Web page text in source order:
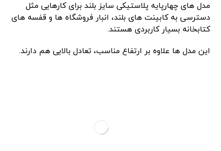
مدل ‌های چهارپایه پلاستیکی سایز بلند برای کارهایی مثل
دسترسی به کابینت‌ های بلند، انبار فروشگاه ‌ها و قفسه ‌های
کتابخانه بسیار کاربردی هستند.
این مدل ‌ها علاوه بر ارتفاع مناسب، تعادل بالایی هم دارند.